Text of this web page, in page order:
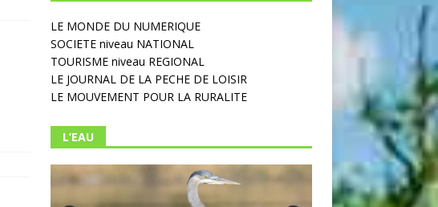
LE MONDE DU NUMERIQUE
SOCIETE niveau NATIONAL
TOURISME niveau REGIONAL
LE JOURNAL DE LA PECHE DE LOISIR
LE MOUVEMENT POUR LA RURALITE
L’EAU